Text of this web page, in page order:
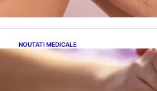
NOUTATI MEDICALE
Creșterea alarmantă a
cancerului la tineri: o analiză
detaliată a tendințelor globale